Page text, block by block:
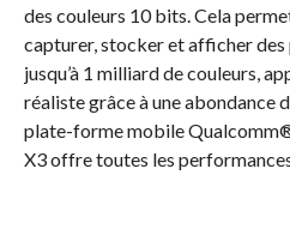
des couleurs 10 bits. Cela
capturer, stocker et afficher des
jusqu’à 1 milliard de couleurs,
réaliste grâce à une abondance
plate-forme mobile
X3 offre toutes les